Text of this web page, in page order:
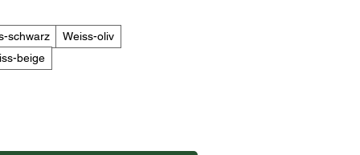
schwarz
Weiss-oliv
beige